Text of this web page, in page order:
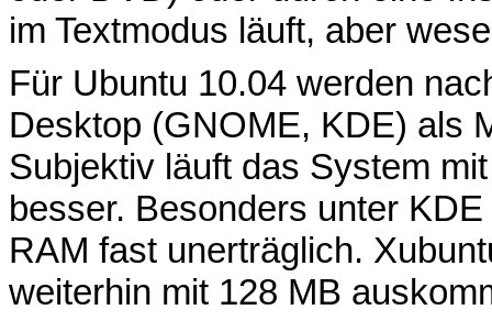
im Textmodus läuft, aber
Für Ubuntu 10.04 werden
Desktop (GNOME, KDE) als
Subjektiv läuft das System
besser. Besonders unter
RAM fast unerträglich.
weiterhin mit 128 MB